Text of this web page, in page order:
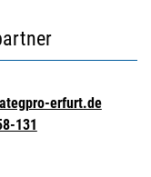
erfurt.de
131